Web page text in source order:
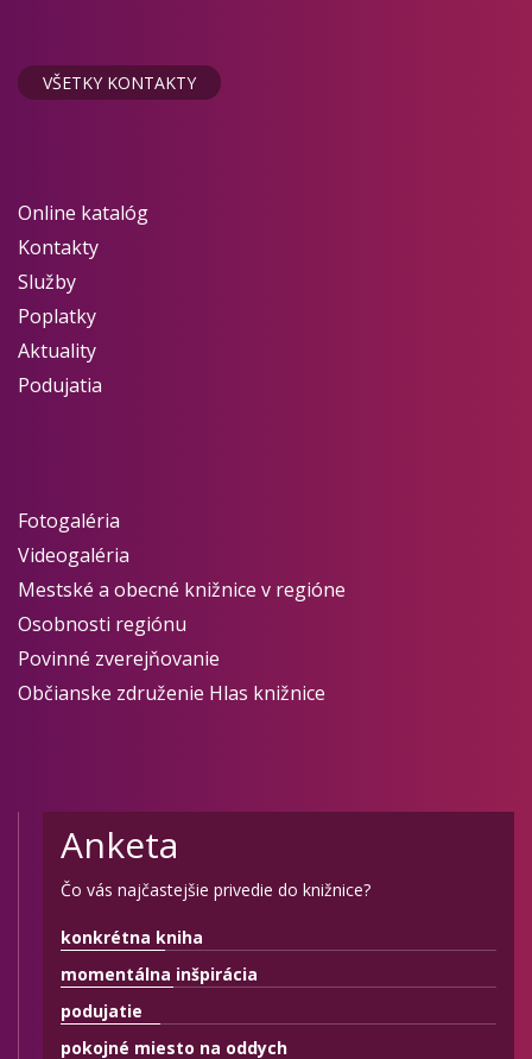
VŠETKY KONTAKTY
Online katalóg
Kontakty
Služby
Poplatky
Aktuality
Podujatia
Fotogaléria
Videogaléria
Mestské a obecné knižnice v regióne
Osobnosti regiónu
Povinné zverejňovanie
Občianske združenie Hlas knižnice
Anketa
Čo vás najčastejšie privedie do knižnice?
konkrétna kniha
momentálna inšpirácia
podujatie
pokojné miesto na oddych